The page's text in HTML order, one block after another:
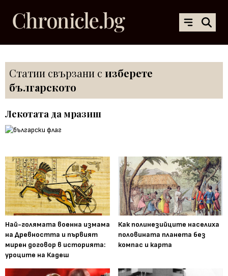
Статии свързани с изберете
българското
Лекотата да мразиш
Най-голямата военна измама
на Древността и първият
мирен договор в историята:
уроците на Кадеш
Как полинезийците населиха
половината планета без
компас и карта